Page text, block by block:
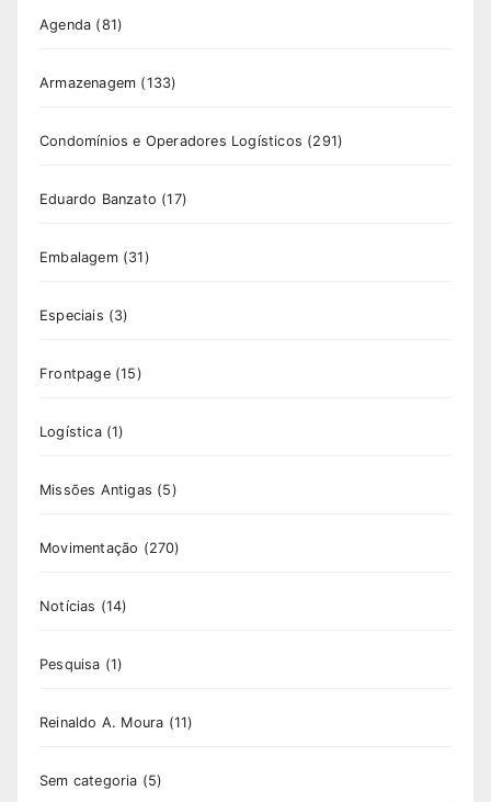
Agenda (81)
Armazenagem (133)
Condomínios e Operadores Logísticos (291)
Eduardo Banzato (17)
Embalagem(31)
Especiais (3)
Frontpage(15)
Logística(1)
Missões Antigas (5)
Movimentação (270)
Notícias (14)
Pesquisa (1)
Reinaldo A. Moura (11)
Sem categoria (5)